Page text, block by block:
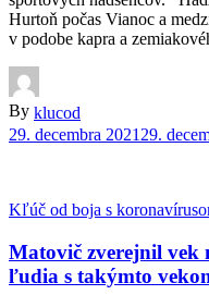
Hurtoň počas Vianoc a
v podobe kapra a
By klucod
29. decembra 2021 29.
Kľúč od boja s
Matovič zverejnil vek
ľudia s takýmto